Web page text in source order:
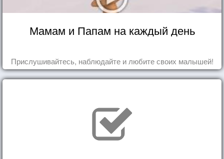
Мамам и Папам на каждый день
Прислушивайтесь, наблюдайте и любите своих малышей!